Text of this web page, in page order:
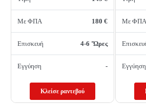
Με ΦΠΑ 180 €
Επισκευή 4-6 'Ώρες
Εγγύηση -
Κλείσε ραντεβού
Με ΦΠΑ
Εγγύηση